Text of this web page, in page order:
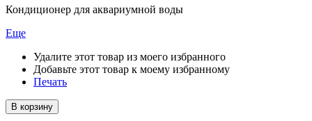
Кондиционер для аквариумной воды
Еще
Удалите этот товар из моего избранного
Добавьте этот товар к моему избранному
Печать
В корзину